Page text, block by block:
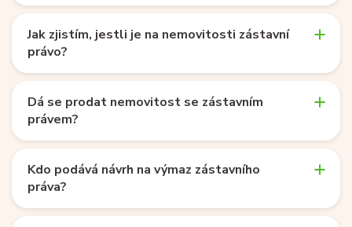
Jak zjistím, jestli je na nemovitosti zástavní
právo?
Dá se prodat nemovitost se zástavním
právem?
Kdo podává návrh na výmaz zástavního
práva?